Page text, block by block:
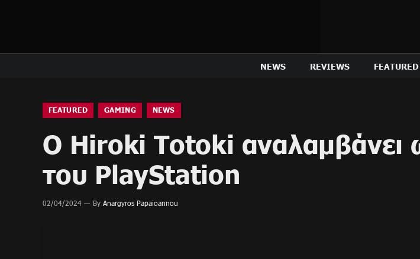
NEWS REVIEWS FEATURED
FEATURED GAMING NEWS
Ο Hiroki Totoki αναλαμβάνει
του PlayStation
02/04/2024 By Anargyros Papaioannou